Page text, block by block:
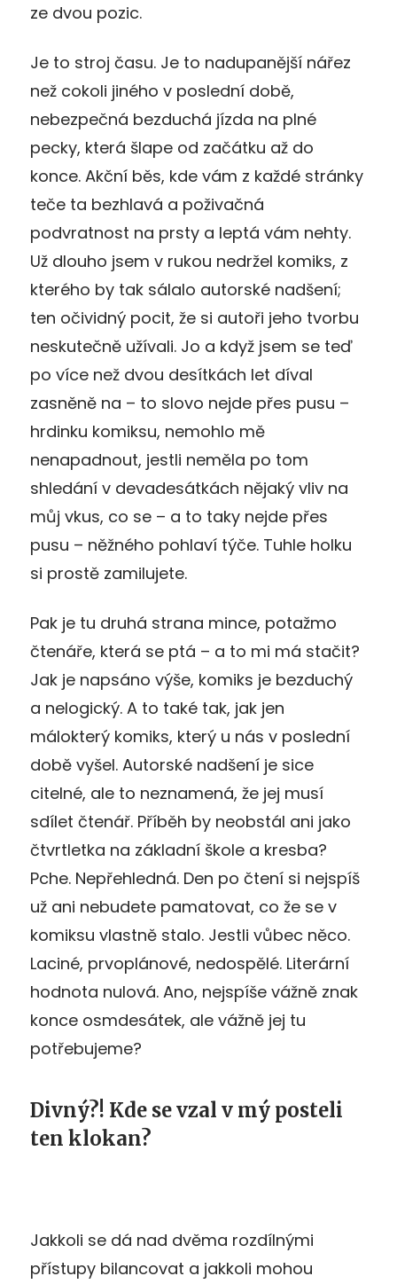
ze dvou pozic.
Je to stroj času. Je to nadupanější nářez
než cokoli jiného v poslední době,
nebezpečná bezduchá jízda na plné
pecky, která šlape od začátku až do
konce. Akční běs, kde vám z každé stránky
teče ta bezhlavá a poživačná
podvratnost na prsty a leptá vám nehty.
Už dlouho jsem v rukou nedržel komiks, z
kterého by tak sálalo autorské nadšení;
ten očividný pocit, že si autoři jeho tvorbu
neskutečně užívali. Jo a když jsem se teď
po více než dvou desítkách let díval
zasněně na – to slovo nejde přes pusu –
hrdinku komiksu, nemohlo mě
nenapadnout, jestli neměla po tom
shledání v devadesátkách nějaký vliv na
můj vkus, co se – a to taky nejde přes
pusu – něžného pohlaví týče. Tuhle holku
si prostě zamilujete.
Pak je tu druhá strana mince, potažmo
čtenáře, která se ptá – a to mi má stačit?
Jak je napsáno výše, komiks je bezduchý
a nelogický. A to také tak, jak jen
málokterý komiks, který u nás v poslední
době vyšel. Autorské nadšení je sice
citelné, ale to neznamená, že jej musí
sdílet čtenář. Příběh by neobstál ani jako
čtvrtletka na základní škole a kresba?
Pche. Nepřehledná. Den po čtení si nejspíš
už ani nebudete pamatovat, co že se v
komiksu vlastně stalo. Jestli vůbec něco.
Laciné, prvoplánové, nedospělé. Literární
hodnota nulová. Ano, nejspíše vážně znak
konce osmdesátek, ale vážně jej tu
potřebujeme?
Divný?! Kde se vzal v mý posteli
ten klokan?
Jakkoli se dá nad dvěma rozdílnými
přístupy bilancovat a jakkoli mohou